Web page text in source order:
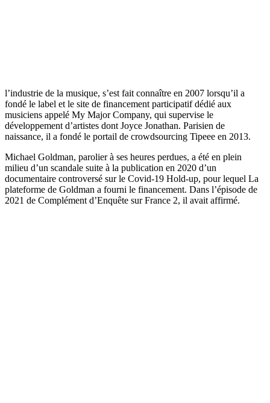
l’industrie de la musique, s’est fait connaître en 2007 lorsqu’il a
fondé le label et le site de financement participatif dédié aux
musiciens appelé My Major Company, qui supervise le
développement d’artistes dont Joyce Jonathan. Parisien de
naissance, il a fondé le portail de crowdsourcing Tipeee en 2013.
Michael Goldman, parolier à ses heures perdues, a été en plein
milieu d’un scandale suite à la publication en 2020 d’un
documentaire controversé sur le Covid-19 Hold-up, pour lequel La
plateforme de Goldman a fourni le financement. Dans l’épisode de
2021 de Complément d’Enquête sur France 2, il avait affirmé.